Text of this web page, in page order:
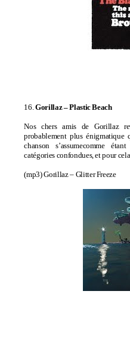
16.Gorillaz –Plastic Beach
Nos chers amis de Gorillaz
probablement plus énigmatique
chanson s’assumecomme
catégories confondues, et pour
(mp3)Gorillaz – Glitter Freeze